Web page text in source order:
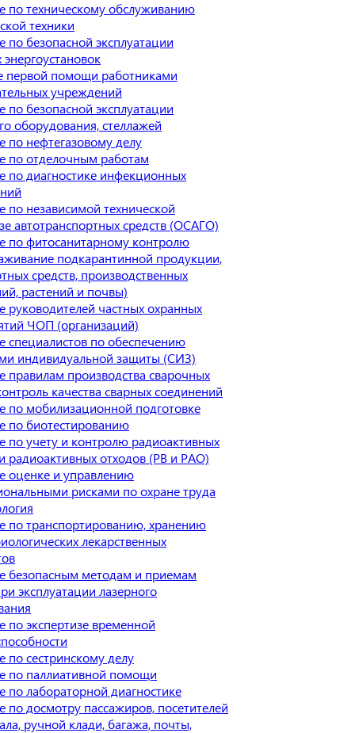
по техническому обслуживанию
техники
по безопасной эксплуатации
первой помощи работниками
учреждений
по безопасной эксплуатации
оборудования, стеллажей
по нефтегазовому делу
по отделочным работам
по диагностике инфекционных
по независимой технической
автотранспортных средств (ОСАГО)
по фитосанитарному контролю
подкарантинной продукции,
средств, производственных
растений и почвы)
руководителей частных охранных
ЧОП (организаций)
специалистов по обеспечению
индивидуальной защиты (СИЗ)
правилам производства сварочных
качества сварных соединений
по мобилизационной подготовке
по биотестированию
по учету и контролю радиоактивных
радиоактивных отходов (РВ и РАО)
оценке и управлению
рисками по охране труда
по транспортированию, хранению
лекарственных
безопасным методам и приемам
эксплуатации лазерного
по экспертизе временной
по сестринскому делу
по паллиативной помощи
по лабораторной диагностике
по досмотру пассажиров, посетителей
ручной клади, багажа, почты,